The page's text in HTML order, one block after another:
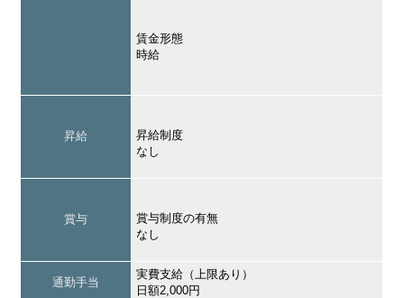
賃金形態
時給
昇給
昇給制度
なし
賞与
賞与制度の有無
なし
通勤手当
実費支給（上限あり）
日額2,000円